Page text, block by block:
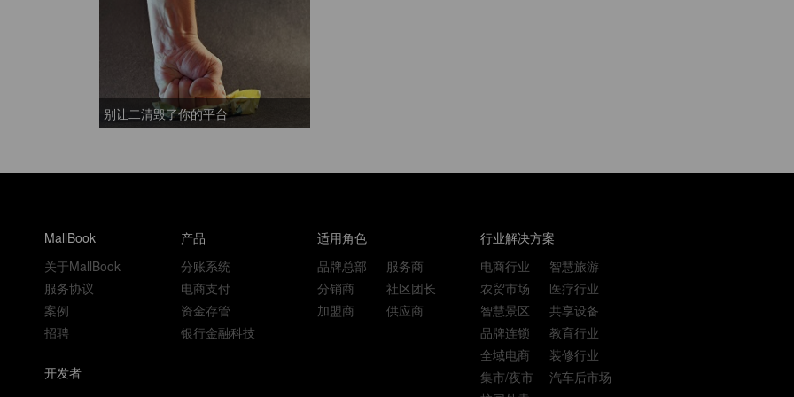
别让二清毁了你的平台
MallBook
关于MallBook
服务协议
案例
招聘
开发者
产品
分账系统
电商支付
资金存管
银行金融科技
适用角色
品牌总部
服务商
分销商
社区团长
加盟商
供应商
行业解决方案
电商行业
智慧旅游
农贸市场
医疗行业
智慧景区
共享设备
品牌连锁
教育行业
全域电商
装修行业
集市/夜市
汽车后市场